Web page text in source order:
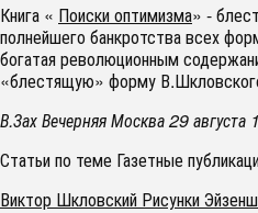
Книга « Поиски оптимизма» -
полнейшего банкротства всех
богатая революционным
«блестящую» форму
В.Зах Вечерняя Москва 29
Статьи по теме Газетные
Виктор Шкловский Рисунки